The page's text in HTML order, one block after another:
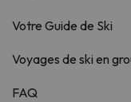
Votre Guide de Ski
Voyages de ski en
FAQ